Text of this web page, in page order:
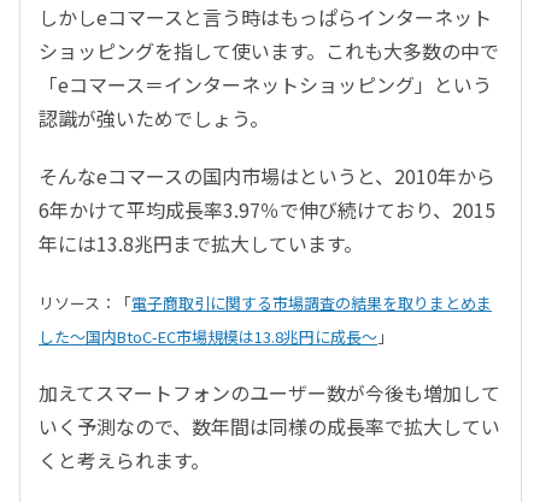
しかしeコマースと言う時はもっぱらインターネット
ショッピングを指して使います。これも大多数の中で
「eコマース＝インターネットショッピング」という
認識が強いためでしょう。
そんなeコマースの国内市場はというと、2010年から
6年かけて平均成長率3.97％で伸び続けており、2015
年には13.8兆円まで拡大しています。
リソース：「電子商取引に関する市場調査の結果を取りまとめま
した～国内BtoC-EC市場規模は13.8兆円に成長〜 」
加えてスマートフォンのユーザー数が今後も増加して
いく予測なので、数年間は同様の成長率で拡大してい
くと考えられます。